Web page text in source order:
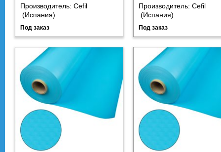
Производитель: Cefil
(Испания)
Под заказ
Производитель: Cefil
(Испания)
Под заказ